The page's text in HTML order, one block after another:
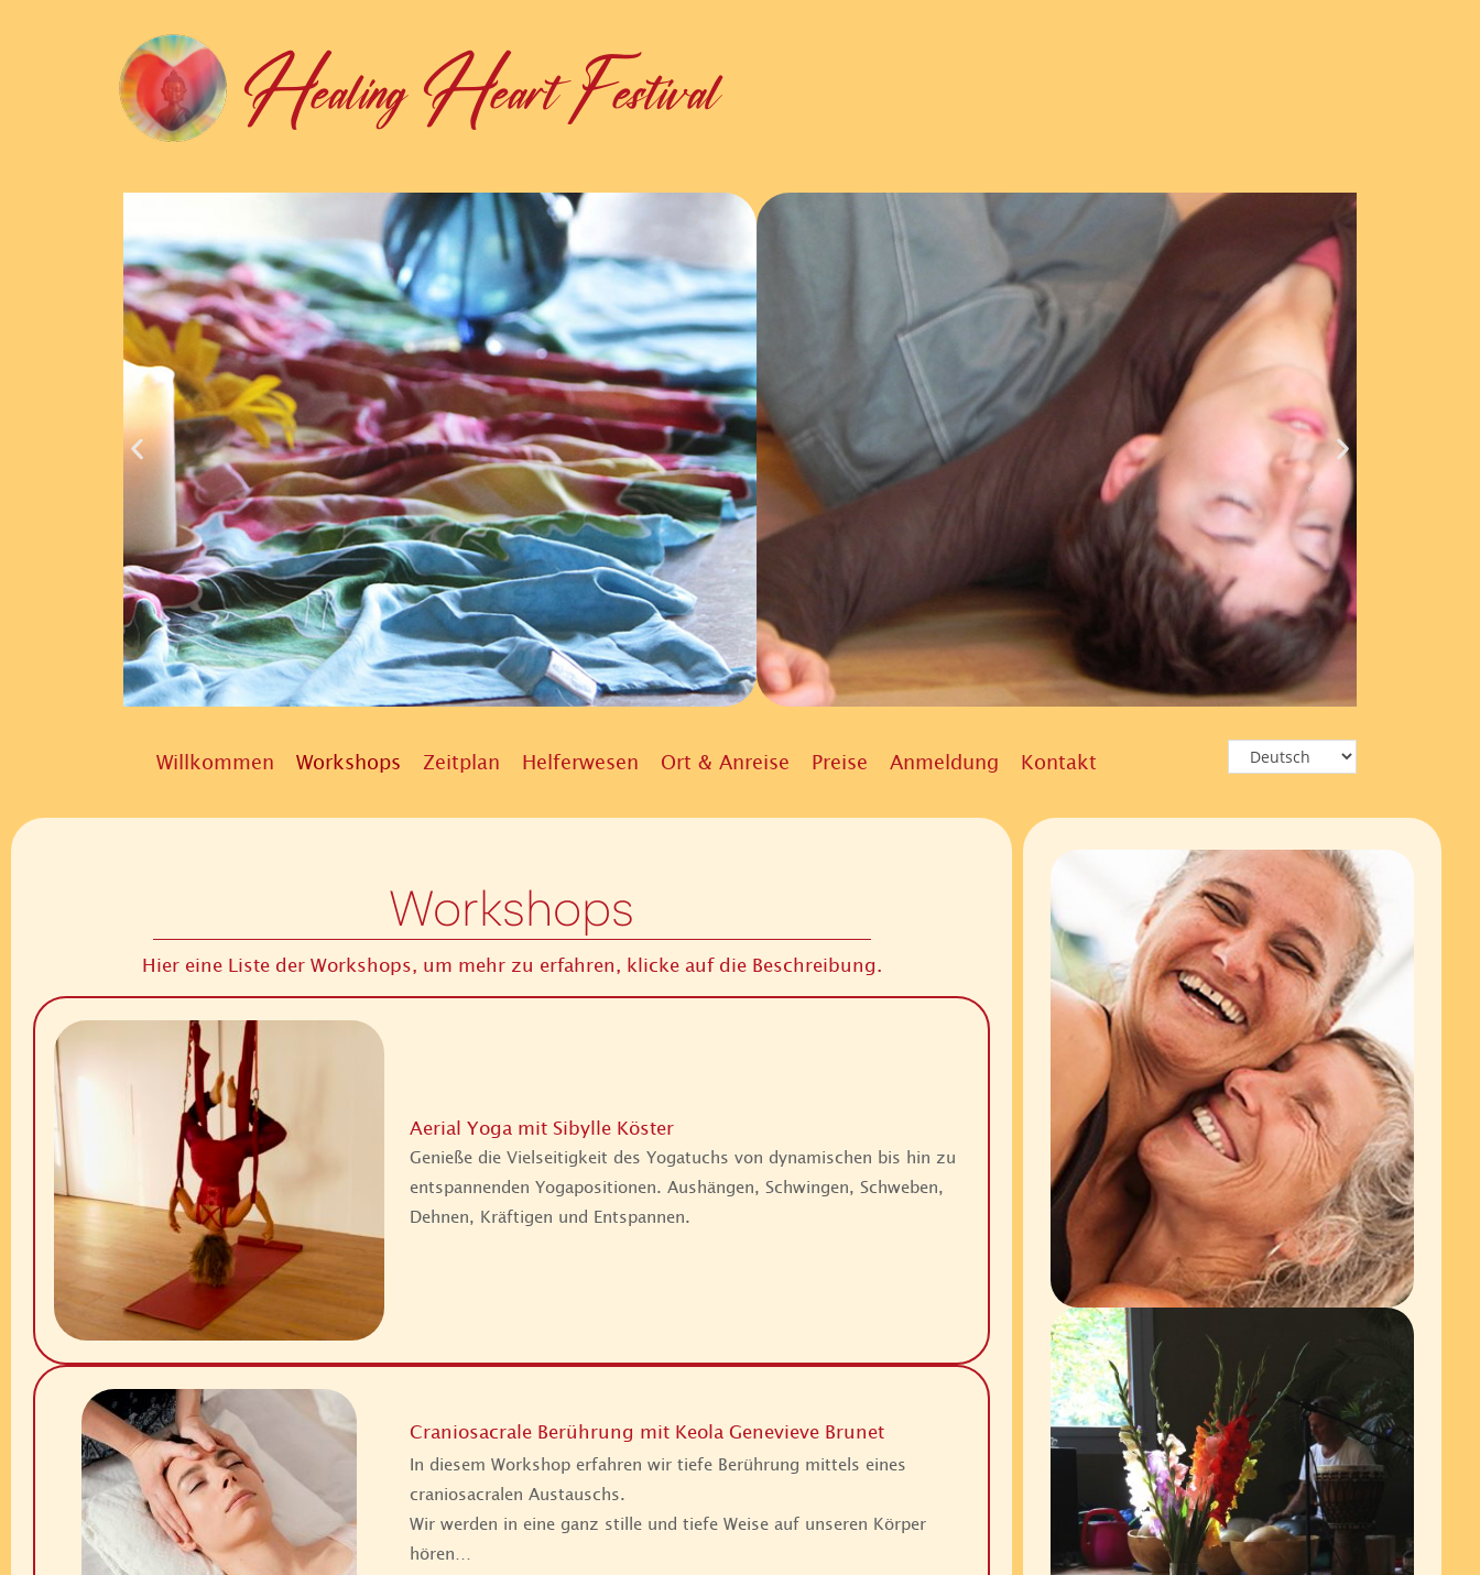
Healing Heart Festival
Willkommen Workshops Zeitplan Helferwesen Ort & Anreise Preise Anmeldung Kontakt
Workshops
Hier eine Liste der Workshops, um mehr zu erfahren, klicke auf die Beschreibung.
Aerial Yoga mit Sibylle Köster
Genieße die Vielseitigkeit des Yogatuchs von dynamischen bis hin zu
entspannenden Yogapositionen. Aushängen, Schwingen, Schweben,
Dehnen, Kräftigen und Entspannen.
Craniosacrale Berührung mit Keola Genevieve Brunet
In diesem Workshop erfahren wir tiefe Berührung mittels eines
craniosacralen Austauschs.
Wir werden in eine ganz stille und tiefe Weise auf unseren Körper
hören…